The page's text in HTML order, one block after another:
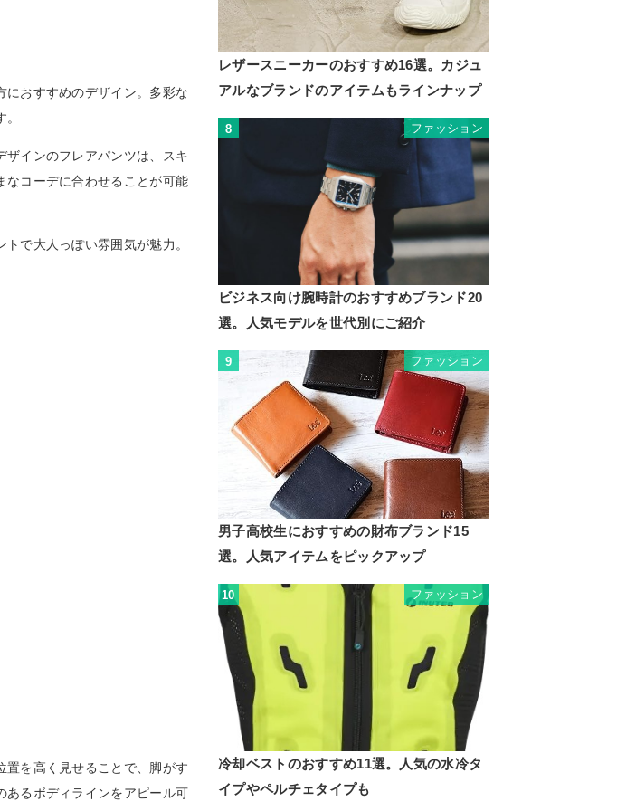
おすすめのデザイン。多彩な
ザインのフレアパンツは、スキ
なコーデに合わせることが可能
で大人っぽい雰囲気が魅力。
置を高く見せることで、脚がす
あるボディラインをアピール可
レザースニーカーのおすすめ16選。カジュ
アルなブランドのアイテムもラインナップ
8 ファッション
ビジネス向け腕時計のおすすめブランド20
選。人気モデルを世代別にご紹介
9 ファッション
男子高校生におすすめの財布ブランド15
選。人気アイテムをピックアップ
10 ファッション
冷却ベストのおすすめ11選。人気の水冷タ
イプやペルチェタイプも